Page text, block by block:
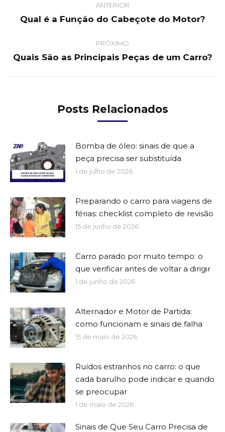
navigation
ANTERIOR
Previous
Qual é a Função do Cabeçote do Motor?
PRÓXIMO
Next
Quais São as Principais Peças de um Carro?
Posts Relacionados
Bomba de óleo: sinais de que a
peça precisa ser substituída
1 de julho de 2026
Preparando o carro para viagens de
férias: checklist completo de revisão
15 de junho de 2026
Carro parado por muito tempo: o
que verificar antes de voltar a dirigir
1 de junho de 2026
Alternador e Motor de Partida:
como funcionam e sinais de falha
15 de maio de 2026
Ruídos estranhos no carro: o que
cada barulho pode indicar e quando
se preocupar
1 de maio de 2026
Sinais de Que Seu Carro Precisa de